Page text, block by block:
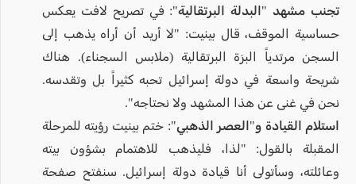
تجنب مشهد "البدلة البرتقالية":في تصريح لافت يعكس
حساسية الموقف، قال بينيت: "لا أريد أن أراه يذهب إلى
السجن مرتدياً البزة البرتقالية (ملابس السجناء). هناك
شريحة واسعة في دولة إسرائيل تحبه كثيراً بل وتقدسه.
نحن في غنى عن هذا المشهد ولا نحتاجه".
استلام القيادة و"العصر الذهبي":ختم بينيت رؤيته للمرحلة
المقبلة بالقول: "لذا، فليذهب للاهتمام بشؤون بيته
وعائلته، وسأتولى أنا قيادة دولة إسرائيل. سنفتح صفحة